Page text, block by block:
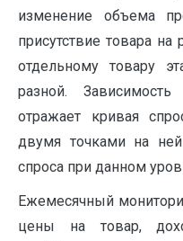
изменение объема
присутствие товара
отдельному товару
разной.
отражает кривая
двумя точками на ней
спроса при данном
Ежемесячный
цены на товар,